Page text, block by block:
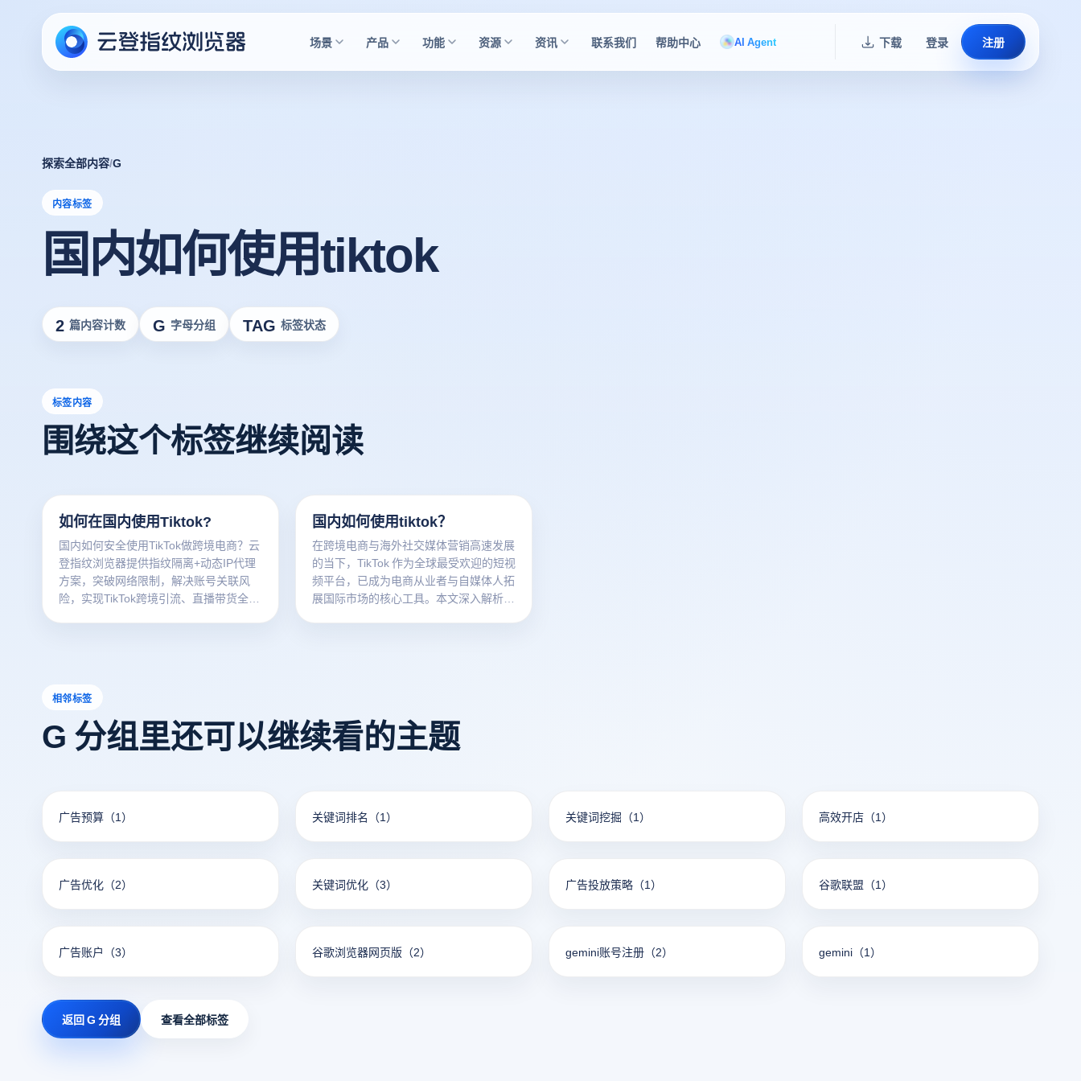
场景 产品 功能 资源 资讯 联系我们 帮助中心 AI Agent 下载 登录 注册
探索全部内容/G
内容标签
国内如何使用tiktok
2 篇内容计数 G 字母分组 TAG 标签状态
标签内容
围绕这个标签继续阅读
如何在国内使用Tiktok?
国内如何安全使用TikTok做跨境电商？云
登指纹浏览器提供指纹隔离+动态IP代理
方案，突破网络限制，解决账号关联风
险，实现TikTok跨境引流、直播带货全流
国内如何使用tiktok？
在跨境电商与海外社交媒体营销高速发展
的当下，TikTok 作为全球最受欢迎的短视
频平台，已成为电商从业者与自媒体人拓
展国际市场的核心工具。本文深入解析
相邻标签
G 分组里还可以继续看的主题
广告预算 （1） 关键词排名 （1） 关键词挖掘 （1） 高效开店 （1）
广告优化 （2） 关键词优化 （3） 广告投放策略 （1） 谷歌联盟 （1）
广告账户 （3） 谷歌浏览器网页版 （2） gemini账号注册 （2） gemini （1）
返回 G 分组 查看全部标签